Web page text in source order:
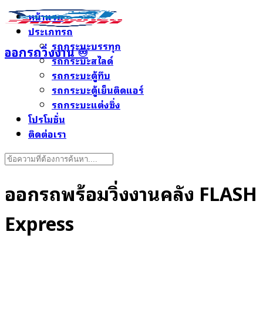
Skip
ออกรถวิ่งงาน ♾️
หน้าแรก
ประเภทรถ
รถกระบะบรรทุก
รถกระบะสไลด์
รถกระบะตู้ทึบ
รถกระบะตู้เย็นติดแอร์
รถกระบะแต่งซิ่ง
โปรโมชั่น
ติดต่อเรา
Search
ออกรถพร้อมวิ่งงานคลัง FLASH
Express